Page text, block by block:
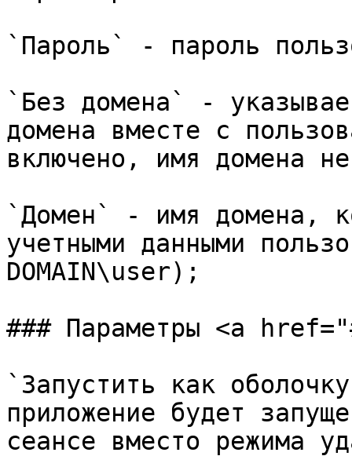
`Пароль` - пароль
`Без домена` -
домена вместе с
включено, имя домена
`Домен` - имя домена,
учетными данными
DOMAIN\user);
### Параметры <a
`Запустить как
приложение будет
сеансе вместо режима